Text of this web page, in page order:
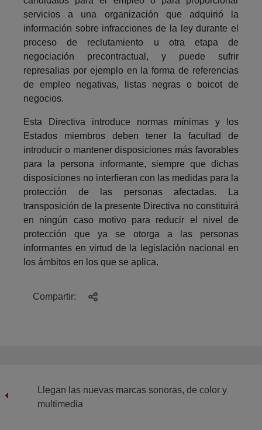
servicios a una organización que adquirió la
información sobre infracciones de la ley durante el
proceso de reclutamiento u otra etapa de
negociación precontractual, y puede sufrir
represalias por ejemplo en la forma de referencias
de empleo negativas, listas negras o boicot de
negocios.
Esta Directiva introduce normas mínimas y los
Estados miembros deben tener la facultad de
introducir o mantener disposiciones más favorables
para la persona informante, siempre que dichas
disposiciones no interfieran con las medidas para la
protección de las personas afectadas. La
transposición de la presente Directiva no constituirá
en ningún caso motivo para reducir el nivel de
protección que ya se otorga a las personas
informantes en virtud de la legislación nacional en
los ámbitos en los que se aplica.
Compartir:
Llegan las nuevas marcas sonoras, de color y
multimedia